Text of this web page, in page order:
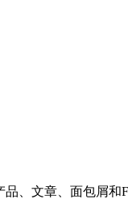
、文章、面包屑